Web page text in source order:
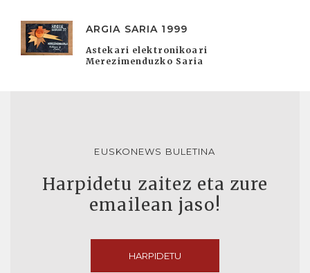
ARGIA SARIA 1999
Astekari elektronikoari
Merezimenduzko Saria
EUSKONEWS BULETINA
Harpidetu zaitez eta zure
emailean jaso!
HARPIDETU